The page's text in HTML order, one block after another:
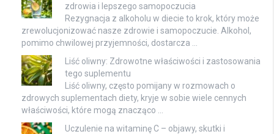
zdrowia i lepszego samopoczucia
Rezygnacja z alkoholu w diecie to krok, który może
zrewolucjonizować nasze zdrowie i samopoczucie. Alkohol,
pomimo chwilowej przyjemności, dostarcza …
Liść oliwny: Zdrowotne właściwości i zastosowania
tego suplementu
Liść oliwny, często pomijany w rozmowach o
zdrowych suplementach diety, kryje w sobie wiele cennych
właściwości, które mogą znacząco …
Uczulenie na witaminę C – objawy, skutki i